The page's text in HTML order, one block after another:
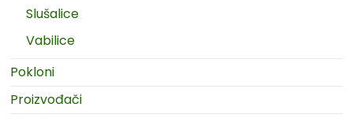
Slušalice
Vabilice
Pokloni
Proizvođači